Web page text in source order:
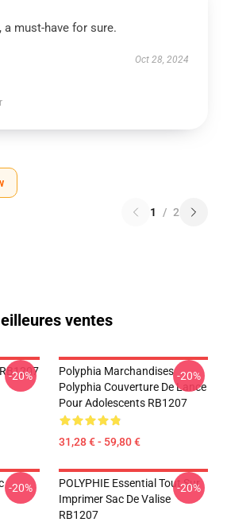
must-have for sure.
Oct 28, 2024
1 / 2
ventes
-20%
Polyphia Marchandises
Polyphia Couverture De Lance
Pour Adolescents RB1207
31,28 € - 59,80 €
-20%
-20%
POLYPHIE Essential Tout Sur
Imprimer Sac De Valise
RB1207
-20%